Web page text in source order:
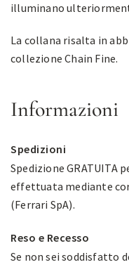
illuminano
La collana risalta in
collezione Chain Fine.
Informazioni
Spedizioni
Spedizione GRATUITA
effettuata mediante
(Ferrari SpA).
Reso e Recesso
Se non sei soddisfatto